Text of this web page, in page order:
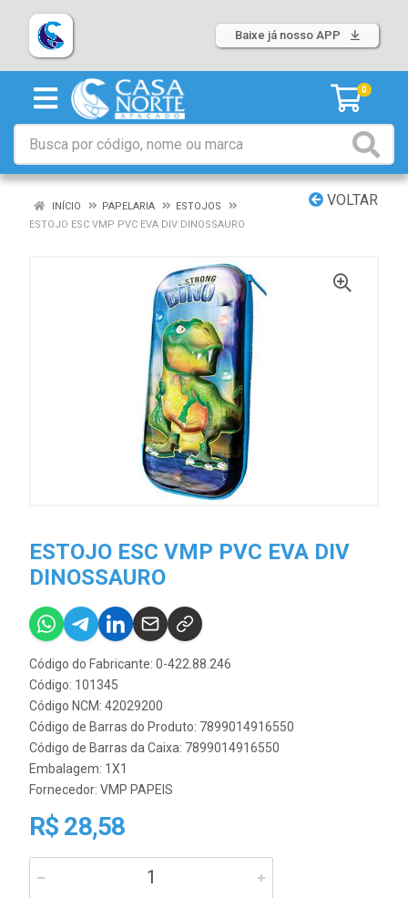
Baixe já nosso APP
0
VOLTAR
INÍCIO PAPELARIA
ESTOJOS
ESTOJO ESC VMP PVC EVA DIV DINOSSAURO
ESTOJO ESC VMP PVC EVA DIV
DINOSSAURO
Código do Fabricante: 0-422.88.246
Código: 101345
Código NCM: 42029200
Código de Barras do Produto: 7899014916550
Código de Barras da Caixa: 7899014916550
Embalagem: 1X1
Fornecedor: VMP PAPEIS
R$ 28,58